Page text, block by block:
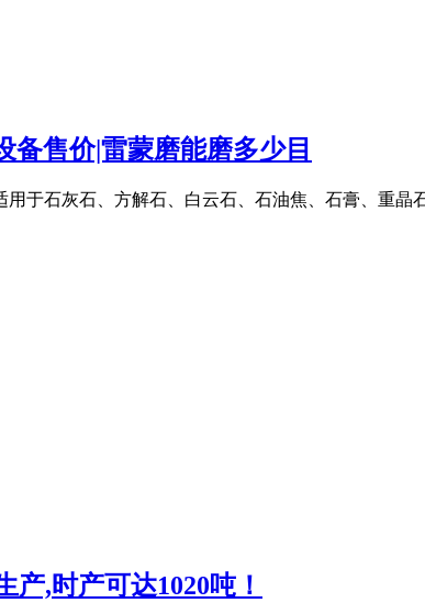
备售价|雷蒙磨能磨多少目
于石灰石、方解石、白云石、石油焦、石膏、重
产,时产可达1020吨！